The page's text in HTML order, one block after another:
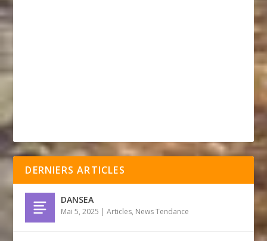
DERNIERS ARTICLES
DANSEA
Mai 5, 2025 |Articles, News Tendance